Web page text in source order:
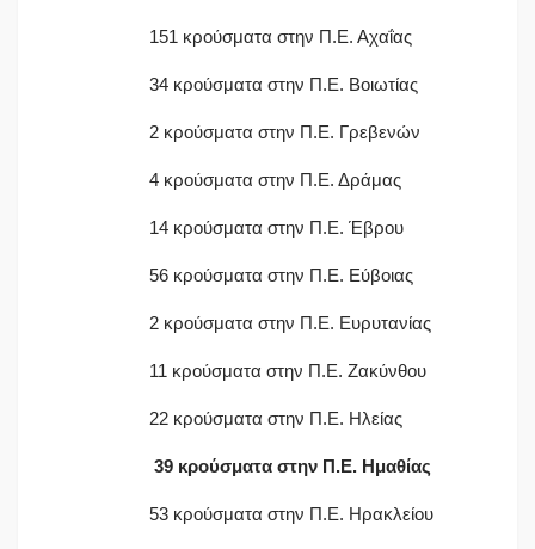
151 κρούσματα στην Π.Ε. Αχαΐας
34 κρούσματα στην Π.Ε. Βοιωτίας
2 κρούσματα στην Π.Ε. Γρεβενών
4 κρούσματα στην Π.Ε. Δράμας
14 κρούσματα στην Π.Ε. Έβρου
56 κρούσματα στην Π.Ε. Εύβοιας
2 κρούσματα στην Π.Ε. Ευρυτανίας
11 κρούσματα στην Π.Ε. Ζακύνθου
22 κρούσματα στην Π.Ε. Ηλείας
39 κρούσματα στην Π.Ε. Ημαθίας
53 κρούσματα στην Π.Ε. Ηρακλείου